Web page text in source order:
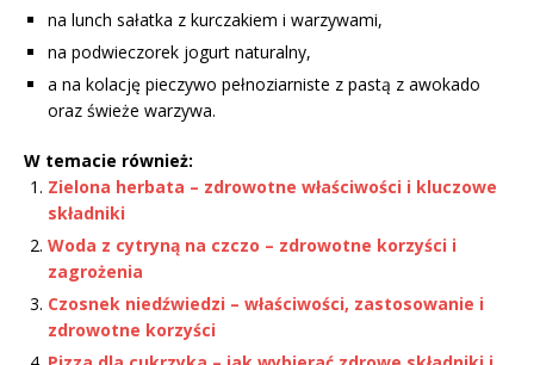
na lunch sałatka z kurczakiem i warzywami,
na podwieczorek jogurt naturalny,
a na kolację pieczywo pełnoziarniste z pastą z awokado
oraz świeże warzywa.
W temacie również:
Zielona herbata – zdrowotne właściwości i kluczowe
składniki
Woda z cytryną na czczo – zdrowotne korzyści i
zagrożenia
Czosnek niedźwiedzi – właściwości, zastosowanie i
zdrowotne korzyści